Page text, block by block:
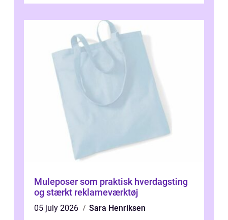
Muleposer som praktisk hverdagsting
og stærkt reklameværktøj
05 july 2026
Sara Henriksen